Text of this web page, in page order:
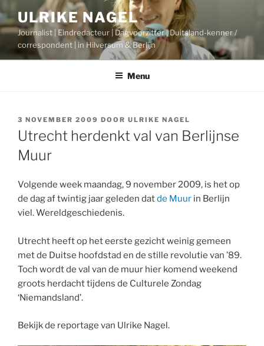
naar
de
inhoud
ULRIKE NAGEL
Journalist | Eindredacteur | Dagvoorzitter | Duitsland-kenner /
correspondent | in Hilversum & Berlijn
Menu
GEPLAATST
OP
3 NOVEMBER 2009 DOOR ULRIKE NAGEL
Utrecht herdenkt val van Berlijnse
Muur
Volgende week maandag, 9 november 2009, is het op
de dag af twintig jaar geleden datde Muur in Berlijn
viel. Wereldgeschiedenis.
Utrecht heeft op het eerste gezicht weinig gemeen
met de Duitse hoofdstad en de stille revolutie van ’89.
Toch wordt de val van de muur hier komend weekend
groots herdacht tijdens de Culturele Zondag
‘Niemandsland’.
Bekijk de reportage van Ulrike Nagel.